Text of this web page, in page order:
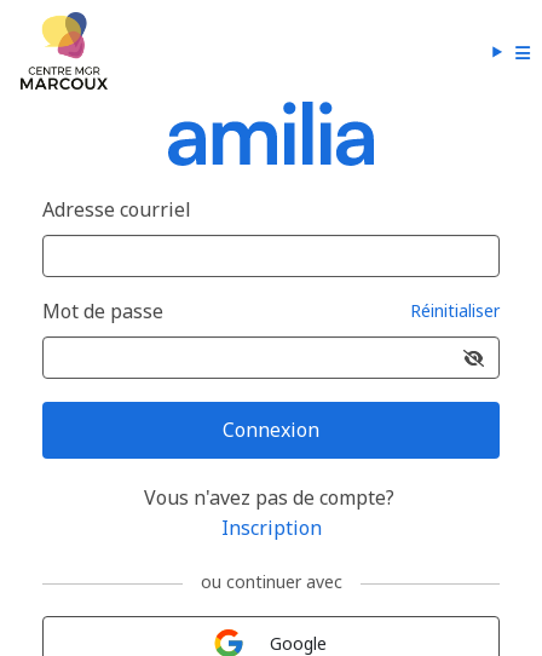
Adresse courriel
Mot de passe Réinitialiser
Connexion
Vous n'avez pas de compte?
Inscription
ou continuer avec
Google